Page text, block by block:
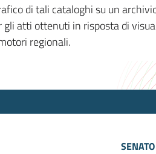
di tali cataloghi su un
atti ottenuti in risposta di
regionali.